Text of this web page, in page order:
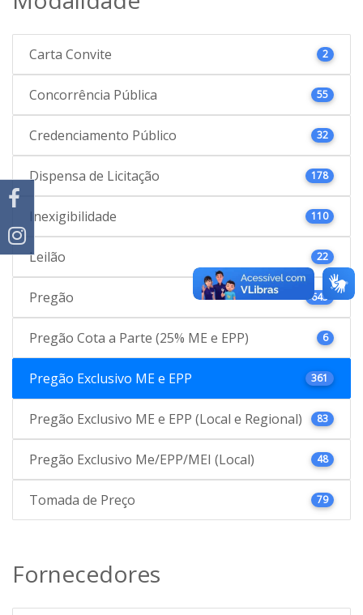
Carta Convite 2
Concorrência Pública 55
Credenciamento Público 32
Dispensa de Licitação 178
Inexigibilidade 110
Leilão 22
Pregão 645
Pregão Cota a Parte (25% ME e EPP) 6
Pregão Exclusivo ME e EPP 361
Pregão Exclusivo ME e EPP (Local e Regional) 83
Pregão Exclusivo Me/EPP/MEI (Local) 48
Tomada de Preço 79
Fornecedores